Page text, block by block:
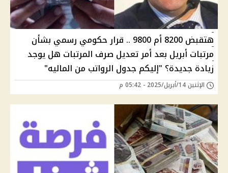
هتقبض 8200 أم 9800 .. قرار حكومي رسمي بشأن
مرتبات أبريل بعد أمر تعديل صرف المرتبات هل يوجد
زيادة جديدة؟ "إليكم جدول الرواتب من الماليه"
الإثنين 14/أبريل/2025 - 05:42 م